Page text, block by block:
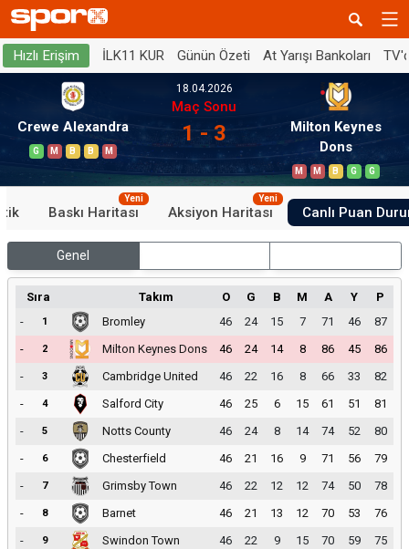
Hızlı Erişim İLK11 KUR Günün Özeti At Yarışı Bankoları
Crewe Alexandra
G M B B M
18.04.2026
Maç Sonu
1 - 3
Milton Keynes
Dons
M M B G G
Baskı Haritası
Yeni
Aksiyon Haritası
Yeni
Canlı Puan
Genel
Sıra Takım O G B M A Y
P
-
1 Bromley 46 24 15 7 71 46
87
-
2 Milton Keynes Dons 46 24 14 8 86 45
86
-
3 Cambridge United 46 22 16 8 66 33
82
-
4 Salford City 46 25 6 15 61 51
81
-
5 Notts County 46 24 8 14 74 52
80
-
6 Chesterfield 46 21 16 9 71 56
79
-
7 Grimsby Town 46 22 12 12 74 50
78
-
8 Barnet 46 21 13 12 70 53
76
-
9 Swindon Town 46 22 9 15 70 59
75